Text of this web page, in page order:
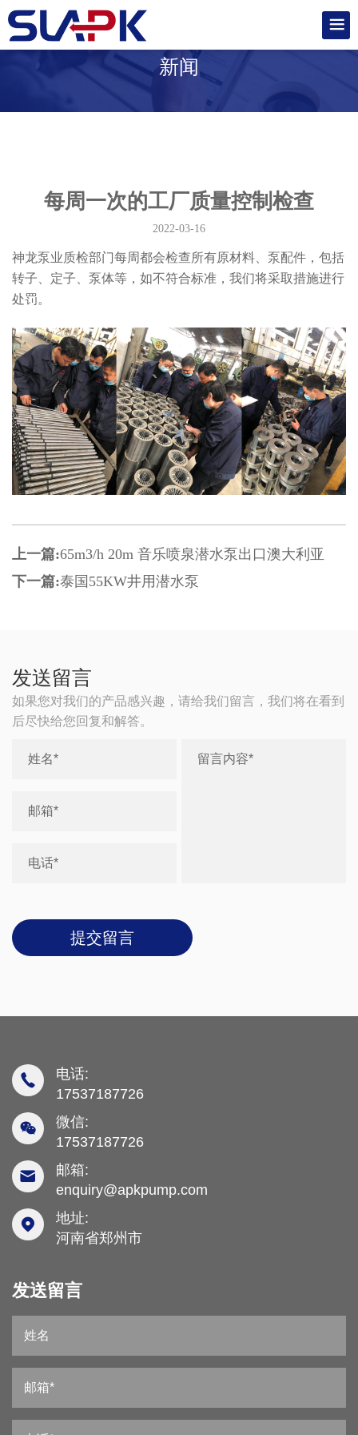
新闻
每周一次的工厂质量控制检查
2022-03-16
神龙泵业质检部门每周都会检查所有原材料、泵配件，包括
转子、定子、泵体等，如不符合标准，我们将采取措施进行
处罚。
上一篇:65m3/h 20m 音乐喷泉潜水泵出口澳大利亚
下一篇:泰国55KW井用潜水泵
发送留言
如果您对我们的产品感兴趣，请给我们留言，我们将在看到
后尽快给您回复和解答。
提交留言
电话:
17537187726
微信:
17537187726
邮箱:
enquiry@apkpump.com
地址:
河南省郑州市
发送留言